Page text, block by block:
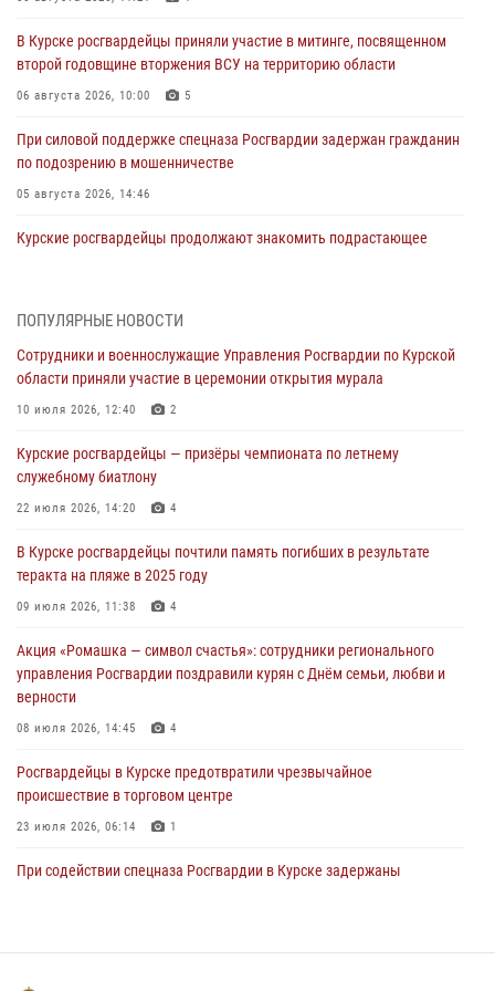
В Курске росгвардейцы приняли участие в митинге, посвященном
второй годовщине вторжения ВСУ на территорию области
06 августа 2026, 10:00 5
При силовой поддержке спецназа Росгвардии задержан гражданин
по подозрению в мошенничестве
05 августа 2026, 14:46
Курские росгвардейцы продолжают знакомить подрастающее
оздоровительных лагерях
05 августа 2026, 09:51
сбыта крупной партии наркотиков
04 августа 2026, 12:52
85 владельцев оружия
04 августа 2026, 07:00
297 выездов по сигналу «тревога»
03 августа 2026, 09:46
ПОПУЛЯРНЫЕ НОВОСТИ
Сотрудники и военнослужащие Управления Росгвардии по Курской
области приняли участие в церемонии открытия мурала
10 июля 2026, 12:40 2
Курские росгвардейцы — призёры чемпионата по летнему
служебному биатлону
22 июля 2026, 14:20 4
В Курске росгвардейцы почтили память погибших в результате
теракта на пляже в 2025 году
09 июля 2026, 11:38 4
Акция «Ромашка — символ счастья»: сотрудники регионального
управления Росгвардии поздравили курян с Днём семьи, любви и
верности
08 июля 2026, 14:45 4
Росгвардейцы в Курске предотвратили чрезвычайное
происшествие в торговом центре
23 июля 2026, 06:14 1
При содействии спецназа Росгвардии в Курске задержаны